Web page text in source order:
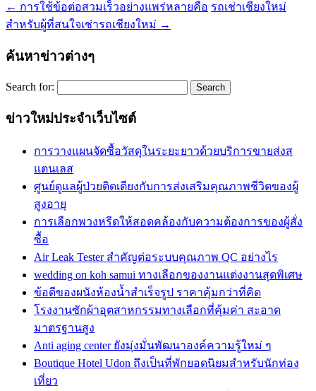
← การใช้ข้อต่อสวมเร็วอย่างแพร่หลายคือ รถเช่าเชียงใหม่
สำหรับผู้ที่สนใจเช่ารถเชียงใหม่ →
ค้นหาข่าวต่างๆ
Search for:
ข่าวใหม่ประจำเว็บไซต์
การวางแผนจัดซื้อวัสดุในระยะยาวด้วยบริการขายส่งส
แตนเลส
ศูนย์ดูแลผู้ป่วยติดเตียงกับการส่งเสริมคุณภาพชีวิตของผู้
สูงอายุ
การเลือกพวงหรีดให้สอดคล้องกับความต้องการของผู้สั่ง
ซื้อ
Air Leak Tester สำคัญต่อระบบคุณภาพ QC อย่างไร
wedding on koh samui ทางเลือกของงานแต่งงานสุดพิเศษ
ข้อดีของผนังห้องน้ำสำเร็จรูป ราคาคุ้มกว่าที่คิด
โรงงานซักผ้าอุตสาหกรรมทางเลือกที่คุ้มค่า สะอาด
มาตรฐานสูง
Anti aging center ยังมุ่งมั่นพัฒนาองค์ความรู้ใหม่ ๆ
Boutique Hotel Udon ถึงเป็นที่พักยอดนิยมสำหรับนักท่อง
เที่ยว